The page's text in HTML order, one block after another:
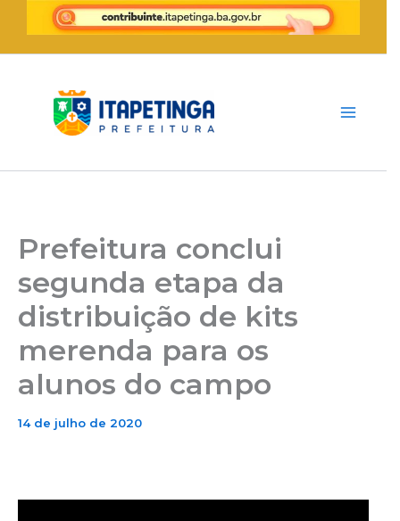
para
conteúdo
Prefeitura conclui
segunda etapa da
distribuição de kits
merenda para os
alunos do campo
14 de julho de 2020